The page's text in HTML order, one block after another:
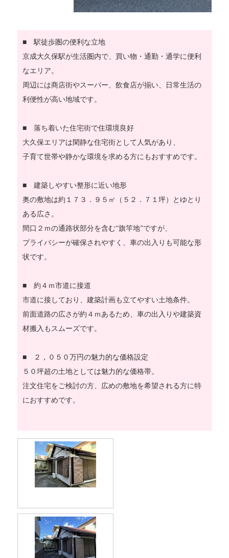
■ 駅徒歩圏の便利な立地
京成大久保駅が生活圏内で、買い物・通勤・通学に便利
なエリア。
周辺には商店街やスーパー、飲食店が揃い、日常生活の
利便性が高い地域です。
■ 落ち着いた住宅街で住環境良好
大久保エリアは閑静な住宅街として人気があり、
子育て世帯や静かな環境を求める方にもおすすめです。
■ 建築しやすい整形に近い地形
奥の敷地は約１７３．９５㎡（５２．７１坪）とゆとり
ある広さ。
間口２ｍの通路状部分を含む“旗竿地”ですが、
プライバシーが確保されやすく、車の出入りも可能な形
状です。
■ 約４ｍ市道に接道
市道に接しており、建築計画も立てやすい土地条件。
前面道路の広さが約４ｍあるため、車の出入りや建築資
材搬入もスムーズです。
■ ２，０５０万円の魅力的な価格設定
５０坪超の土地としては魅力的な価格帯。
注文住宅をご検討の方、広めの敷地を希望される方に特
におすすめです。